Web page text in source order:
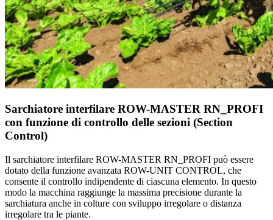
Sarchiatore interfilare ROW-MASTER RN_PROFI
con funzione di controllo delle sezioni (Section
Control)
Il sarchiatore interfilare ROW-MASTER RN_PROFI può essere
dotato della funzione avanzata ROW-UNIT CONTROL, che
consente il controllo indipendente di ciascuna elemento. In questo
modo la macchina raggiunge la massima precisione durante la
sarchiatura anche in colture con sviluppo irregolare o distanza
irregolare tra le piante.